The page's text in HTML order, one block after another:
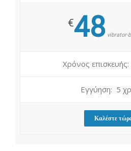
€48 vibrator-
Χρόνος
Εγγύηση: 5
Καλέστε